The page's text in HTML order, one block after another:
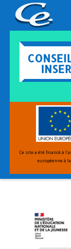
Ce site a été financé à
européenne à